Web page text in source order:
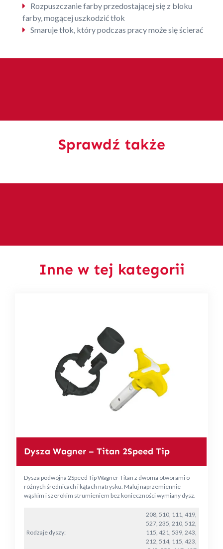
Rozpuszczanie farby przedostającej się z bloku
farby, mogącej uszkodzić tłok
Smaruje tłok, który podczas pracy może się ścierać
Sprawdź także
Inne w tej kategorii
Dysza Wagner – Titan 2Speed Tip
Dysza podwójna 2Speed Tip Wagner-Titan z dwoma otworami o
różnych średnicach i kątach natrysku. Maluj naprzemiennie
wąskim i szerokim strumieniem bez konieczności wymiany dysz.
Rodzaje dyszy:
208, 510, 111, 419,
527, 235, 210, 512,
115, 421, 539, 243,
212, 514, 115, 423,